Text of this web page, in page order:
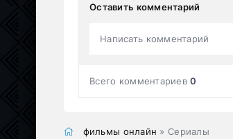
Оставить комментарий
Написать комментарий
Всего комментариев0
фильмы онлайн » Сериалы